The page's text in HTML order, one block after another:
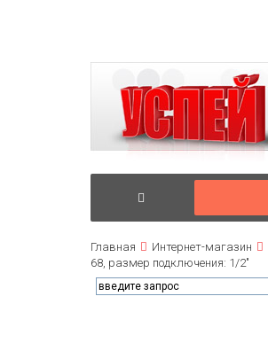
Главная Интернет-магазин
68, размер подключения: 1/2"